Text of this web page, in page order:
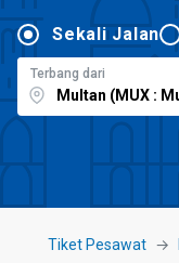
Sekali Jalan
Terbang dari
Tiket Pesawat